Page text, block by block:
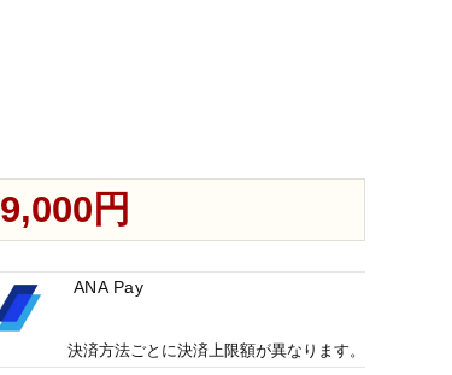
9,000円
ANA Pay
決済方法ごとに決済上限額が異なります。